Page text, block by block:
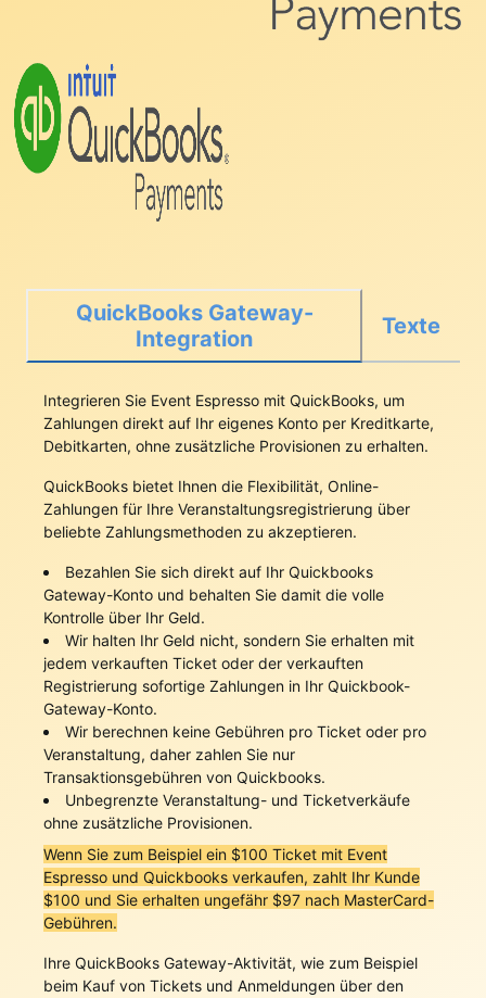
QuickBooks Gateway-
Integration
Texte
Integrieren Sie Event Espresso mit QuickBooks, um
Zahlungen direkt auf Ihr eigenes Konto per Kreditkarte,
Debitkarten, ohne zusätzliche Provisionen zu erhalten.
QuickBooks bietet Ihnen die Flexibilität, Online-
Zahlungen für Ihre Veranstaltungsregistrierung über
beliebte Zahlungsmethoden zu akzeptieren.
Bezahlen Sie sich direkt auf Ihr Quickbooks
Gateway-Konto und behalten Sie damit die volle
Kontrolle über Ihr Geld.
Wir halten Ihr Geld nicht, sondern Sie erhalten mit
jedem verkauften Ticket oder der verkauften
Registrierung sofortige Zahlungen in Ihr Quickbook-
Gateway-Konto.
Wir berechnen keine Gebühren pro Ticket oder pro
Veranstaltung, daher zahlen Sie nur
Transaktionsgebühren von Quickbooks.
Unbegrenzte Veranstaltung- und Ticketverkäufe
ohne zusätzliche Provisionen.
Wenn Sie zum Beispiel ein $100 Ticket mit Event
Espresso und Quickbooks verkaufen, zahlt Ihr Kunde
$100 und Sie erhalten ungefähr $97 nach MasterCard-
Gebühren.
Ihre QuickBooks Gateway-Aktivität, wie zum Beispiel
beim Kauf von Tickets und Anmeldungen über den